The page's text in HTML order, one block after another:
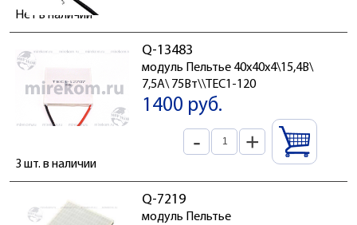
Нет в наличии
Q-13483
модуль Пельтье 40x40x4\15,4В\
7,5А\ 75Вт\\TEC1-120
1400 руб.
- +
3 шт. в наличии
Q-7219
модуль Пельтье